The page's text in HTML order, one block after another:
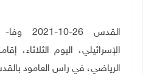
القدس
الإسرائيلي، اليوم
الرياضي، في راس العامود